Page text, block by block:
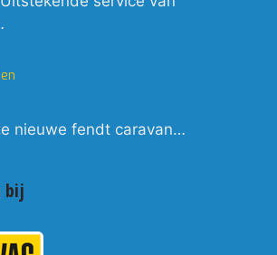
nieuwe fendt caravan…
bij